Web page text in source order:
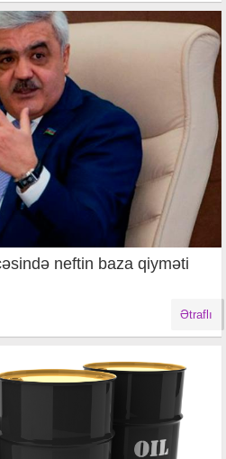
neftin baza qiyməti
Ətraflı